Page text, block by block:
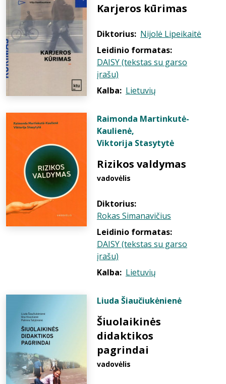
Karjeros kūrimas
Diktorius: Nijolė Lipeikaitė
Leidinio formatas:
DAISY (tekstas su garso
įrašu)
Kalba: Lietuvių
Raimonda Martinkutė-
Kaulienė,
Viktorija Stasytytė
Rizikos valdymas
vadovėlis
Diktorius:
Rokas Simanavičius
Leidinio formatas:
DAISY (tekstas su garso
įrašu)
Kalba: Lietuvių
Liuda Šiaučiukėnienė
Šiuolaikinės
didaktikos
pagrindai
vadovėlis